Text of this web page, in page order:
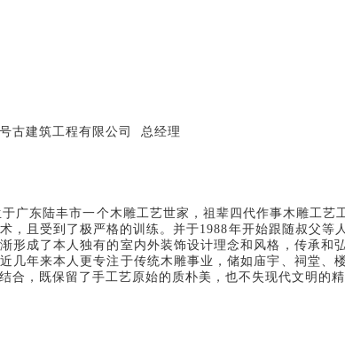
古建筑工程有限公司 总经理
广东陆丰市一个木雕工艺世家，祖辈四代作事木雕工
，且受到了极严格的训练。并于1988年开始跟随叔父
形成了本人独有的室内外装饰设计理念和风格，传承
几年来本人更专注于传统木雕事业，储如庙宇、祠堂
合，既保留了手工艺原始的质朴美，也不失现代文明的